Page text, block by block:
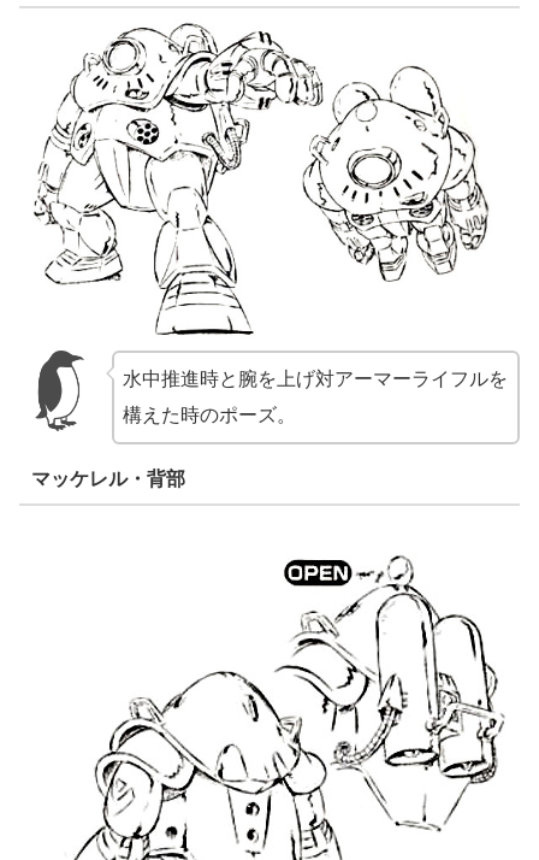
水中推進時と腕を上げ対アーマーライフルを
構えた時のポーズ。
マッケレル・背部